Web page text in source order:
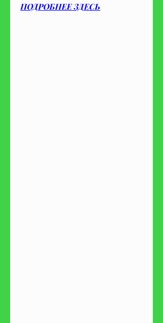
ПОДРОБНЕЕ ЗДЕСЬ